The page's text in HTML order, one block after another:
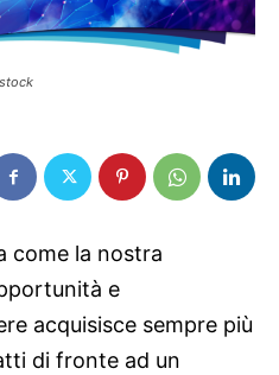
come la nostra
e
acquisisce sempre più
di fronte ad un